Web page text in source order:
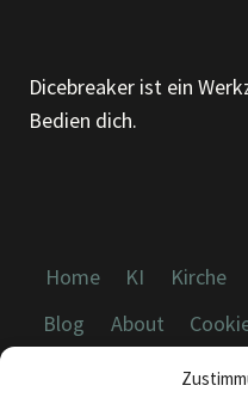
Dicebreaker ist ein
Bedien dich.
Home KI Kirche
Blog
About